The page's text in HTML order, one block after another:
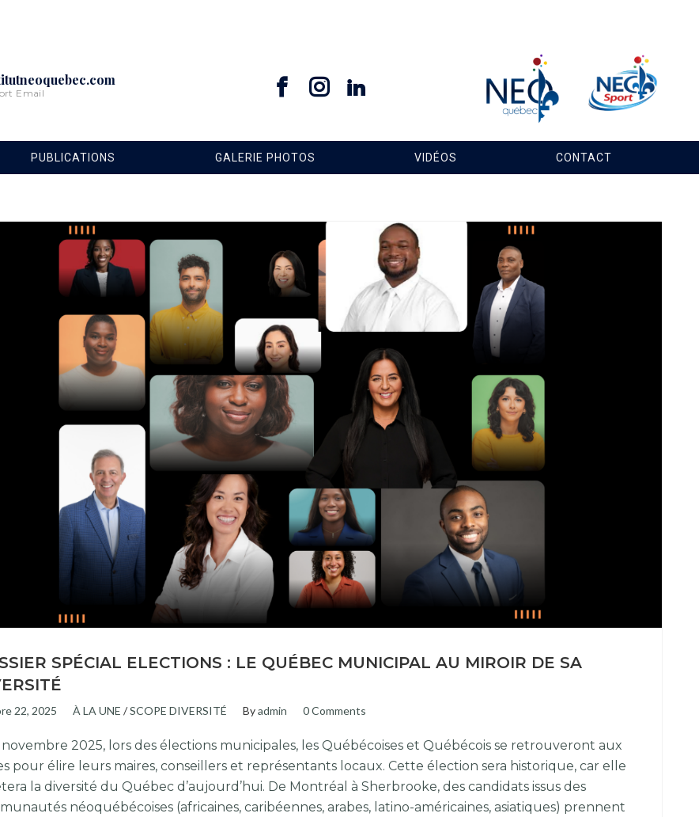
Email
PUBLICATIONS GALERIE PHOTOS VIDÉOS CONTACT
SPÉCIAL ELECTIONS : LE QUÉBEC MUNICIPAL AU MIROIR DE SA
22, 2025 À LA UNE /SCOPE DIVERSITÉ Byadmin 0 Comments
novembre 2025, lors des élections municipales, les Québécoises et Québécois se retrouveront aux
pour élire leurs maires, conseillers et représentants locaux. Cette élection sera historique, car elle
la diversité du Québec d’aujourd’hui. De Montréal à Sherbrooke, des candidats issus des
néoquébécoises (africaines, caribéennes, arabes, latino-américaines, asiatiques) prennent